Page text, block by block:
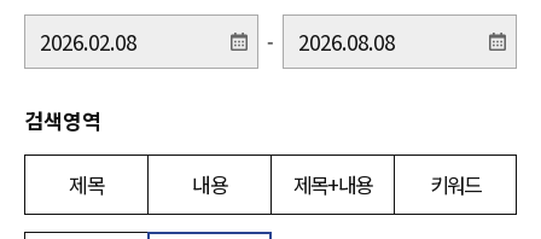
-
검색영역
제목 내용 제목+내용 키워드